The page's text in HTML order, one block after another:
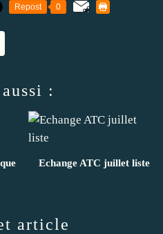
Repost 0
:
Echange ATC juillet liste
article